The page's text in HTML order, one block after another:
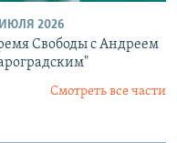
2026
Свободы с Андреем
Смотреть все части